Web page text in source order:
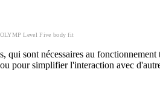
OLYMP Level Five body fit
qui sont nécessaires au
pour simplifier l'interaction avec